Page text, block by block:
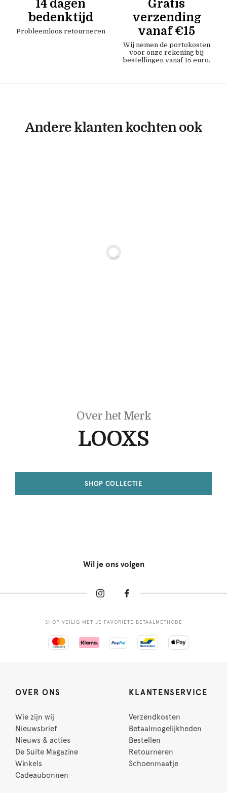
14 dagen
bedenktijd
Probleemloos retourneren
Gratis
verzending
vanaf €15
Wij nemen de portokosten
voor onze rekening bij
bestellingen vanaf 15 euro.
Andere klanten kochten ook
Over het Merk
LOOXS
SHOP COLLECTIE
Wil je ons volgen
SHOP VEILIG MET JE FAVORIETE BETAALMETHODE
OVER ONS
Wie zijn wij
Nieuwsbrief
Nieuws & acties
De Suite Magazine
Winkels
Cadeaubonnen
KLANTENSERVICE
Verzendkosten
Betaalmogelijkheden
Bestellen
Retourneren
Schoenmaatje